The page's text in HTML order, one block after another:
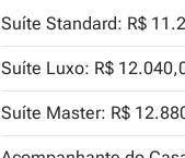
Suíte Standard: R$
Suíte Luxo: R$
Suíte Master: R$